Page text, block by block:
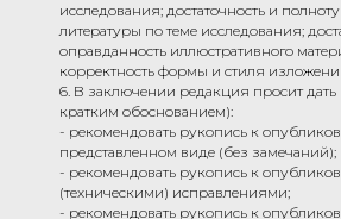
исследования; достаточность и
литературы по теме исследования;
оправданность иллюстративного
корректность формы и стиля
6. В заключении редакция просит
кратким обоснованием):
- рекомендовать рукопись к
представленном виде (без замечаний);
- рекомендовать рукопись к
(техническими) исправлениями;
- рекомендовать рукопись к